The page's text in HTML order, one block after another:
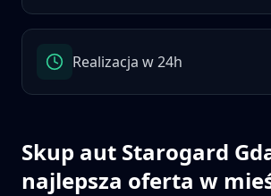
Realizacja w 24h
Skup aut Starogard
najlepsza oferta w